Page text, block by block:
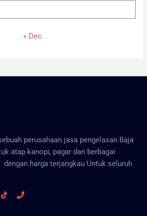
« Dec
perusahaan jasa pengelasan Baja
atap kanopi, pagar dan berbagai
dengan harga terjangkau Untuk seluruh